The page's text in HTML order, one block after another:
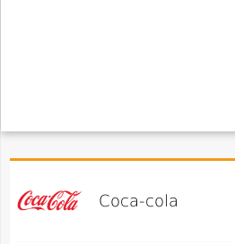
Coca-cola